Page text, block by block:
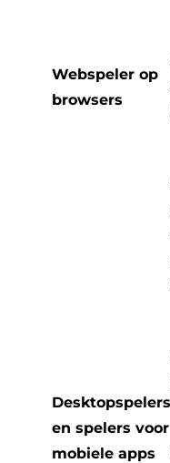
Webspeler op
browsers
Desktopspelers
en spelers voor
mobiele apps